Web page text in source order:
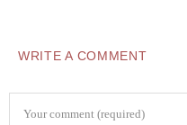
WRITE A COMMENT